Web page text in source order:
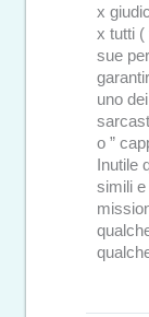
x
x tutti (
sue
uno
o ”
Inutile
simili